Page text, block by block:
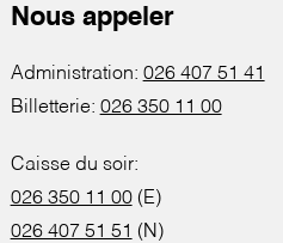
Nous appeler
Administration: 026 407 51 41
Billetterie: 026 350 11 00
Caisse du soir:
026 350 11 00(E)
026 407 51 51 (N)